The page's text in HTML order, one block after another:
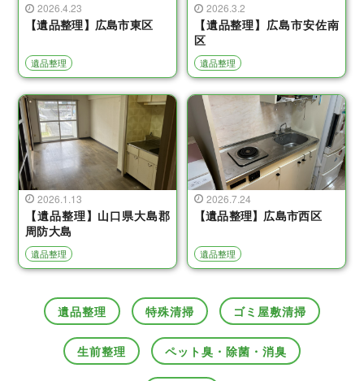
2026.4.23
【遺品整理】広島市東区
遺品整理
2026.3.2
【遺品整理】広島市安佐南
区
遺品整理
2026.1.13
【遺品整理】山口県大島郡
周防大島
遺品整理
2026.7.24
【遺品整理】広島市西区
遺品整理
遺品整理 特殊清掃 ゴミ屋敷清掃
生前整理 ペット臭・除菌・消臭